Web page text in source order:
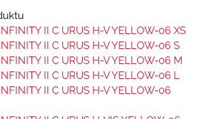
II C URUS H-V YELLOW-06 XS
II C URUS H-V YELLOW-06 S
II C URUS H-V YELLOW-06 M
II C URUS H-V YELLOW-06 L
II C URUS H-V YELLOW-06